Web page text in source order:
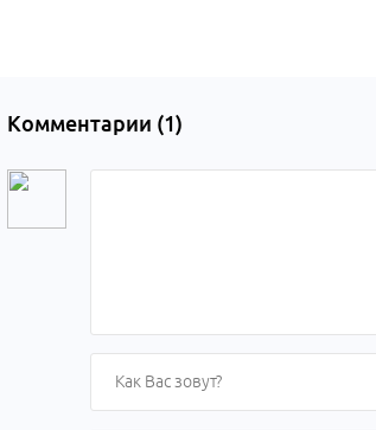
Комментарии (1)